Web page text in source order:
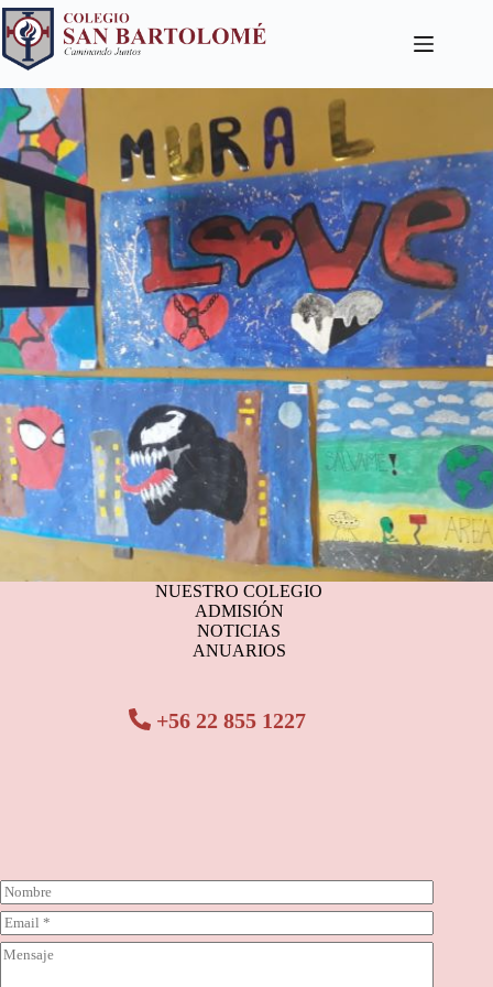
NUESTRO COLEGIO
ADMISIÓN
NOTICIAS
ANUARIOS
+56 22 855 1227
N
o
m
b
r
C
o
r
C